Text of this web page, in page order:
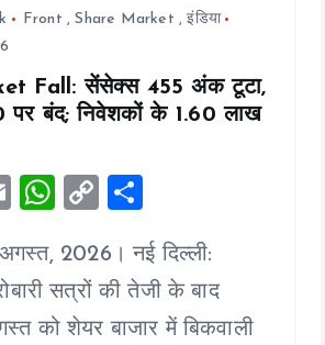
Front ,Share Market ,इंडिया
Fall: सेंसेक्स 455 अंक टूटा,
पर बंद; निवेशकों के ₹1.60 लाख
E
ai
l
W
at
s
A
C
p
y
Li
a
re
2026। नई दिल्ली:
सत्रों की तेजी के बाद
को शेयर बाजार में बिकवाली